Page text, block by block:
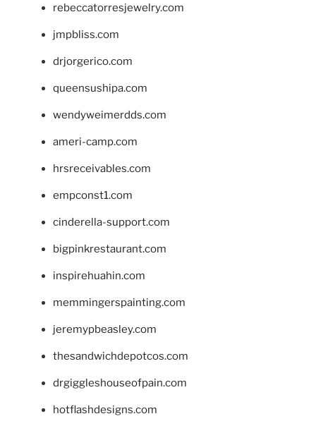
rebeccatorresjewelry.com
jmpbliss.com
drjorgerico.com
queensushipa.com
wendyweimerdds.com
ameri-camp.com
hrsreceivables.com
empconst1.com
cinderella-support.com
bigpinkrestaurant.com
inspirehuahin.com
memmingerspainting.com
jeremypbeasley.com
thesandwichdepotcos.com
drgiggleshouseofpain.com
hotflashdesigns.com